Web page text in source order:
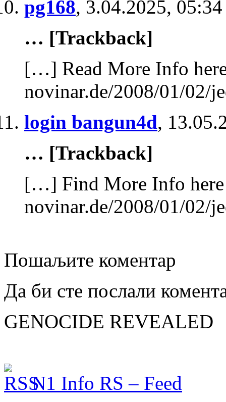
pg168, 3.04.2025, 05:34
… [Trackback]
[…] Read More Info
novinar.de/2008/01/
login bangun4d,
… [Trackback]
[…] Find More Info here
novinar.de/2008/01/
Пошаљите коментар
Да би сте послали
GENOCIDE REVEALED
N1 Info RS – Feed